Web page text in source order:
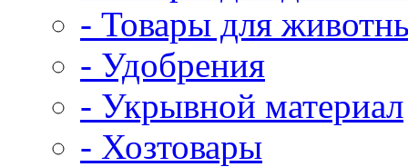
- Товары для
- Удобрения
- Укрывной материал
- Хозтовары